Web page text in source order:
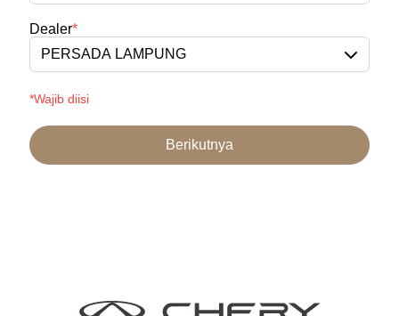
Dealer*
PERSADA LAMPUNG
*Wajib diisi
Berikutnya